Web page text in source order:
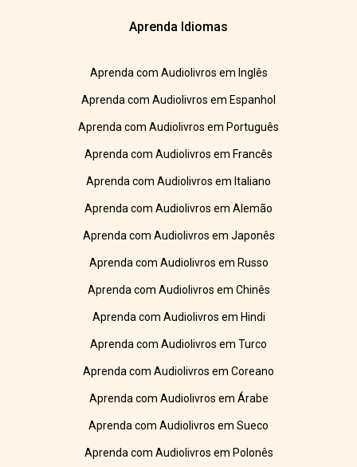
Aprenda Idiomas
Aprenda com Audiolivros em Inglês
Aprenda com Audiolivros em Espanhol
Aprenda com Audiolivros em Português
Aprenda com Audiolivros em Francês
Aprenda com Audiolivros em Italiano
Aprenda com Audiolivros em Alemão
Aprenda com Audiolivros em Japonês
Aprenda com Audiolivros em Russo
Aprenda com Audiolivros em Chinês
Aprenda com Audiolivros em Hindi
Aprenda com Audiolivros em Turco
Aprenda com Audiolivros em Coreano
Aprenda com Audiolivros em Árabe
Aprenda com Audiolivros em Sueco
Aprenda com Audiolivros em Polonês